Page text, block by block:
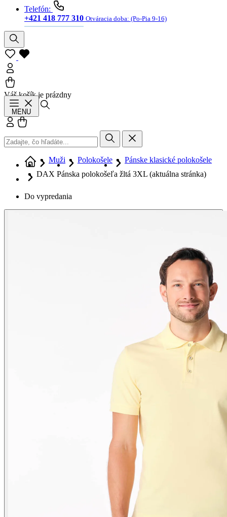
Telefón:
+421 418 777 310 Otváracia doba: (Po-Pia 9-16)
Váš košík je prázdny
MENU
Prihlásiť sa
Muži Polokošele
Pánske klasické polokošele
DAX Pánska polokošeľa žltá 3XL (aktuálna stránka)
Do vypredania